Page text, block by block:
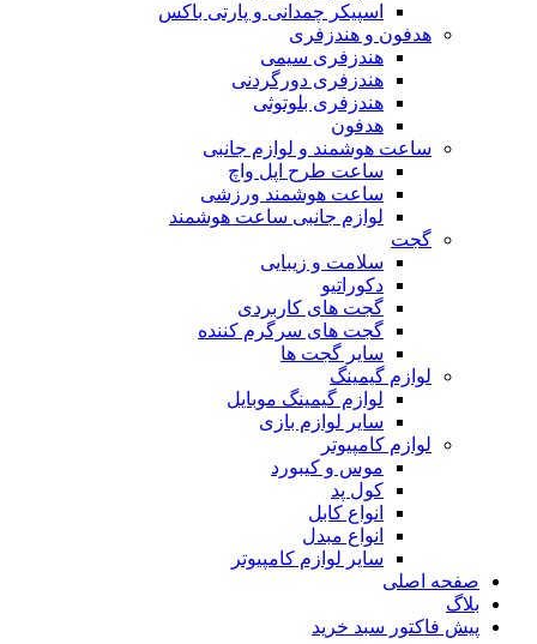
اسپیکر چمدانی و پارتی باکس
هدفون و هندزفری
هندزفری سیمی
هندزفری دورگردنی
هندزفری بلوتوثی
هدفون
ساعت هوشمند و لوازم جانبی
ساعت طرح اپل واچ
ساعت هوشمند ورزشی
لوازم جانبی ساعت هوشمند
گجت
سلامت و زیبایی
دکوراتیو
گجت های کاربردی
گجت های سرگرم کننده
سایر گجت ها
لوازم گیمینگ
لوازم گیمینگ موبایل
سایر لوازم بازی
لوازم کامپیوتر
موس و کیبورد
کول پد
انواع کابل
انواع مبدل
سایر لوازم کامپیوتر
صفحه اصلی
بلاگ
پیش فاکتور سبد خرید